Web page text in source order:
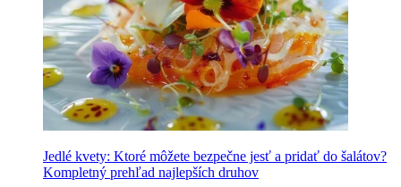
Jedlé kvety: Ktoré môžete bezpečne jesť a pridať do šalátov?
Kompletný prehľad najlepších druhov